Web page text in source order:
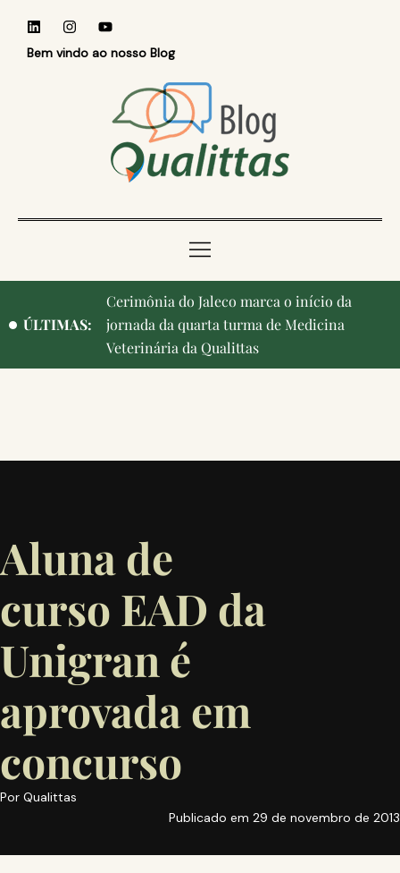
Bem vindo ao nosso Blog
ÚLTIMAS:
Cerimônia do Jaleco marca o início da
jornada da quarta turma de Medicina
Veterinária da Qualittas
Qualittas, Portas Abertas! e aniversário de
Campinas, cidade onde nasceu a instituição,
ganham destaque na imprensa
Aluna de
curso EAD da
Unigran é
aprovada em
concurso
Por Qualittas
Publicado em 29 de novembro de 2013